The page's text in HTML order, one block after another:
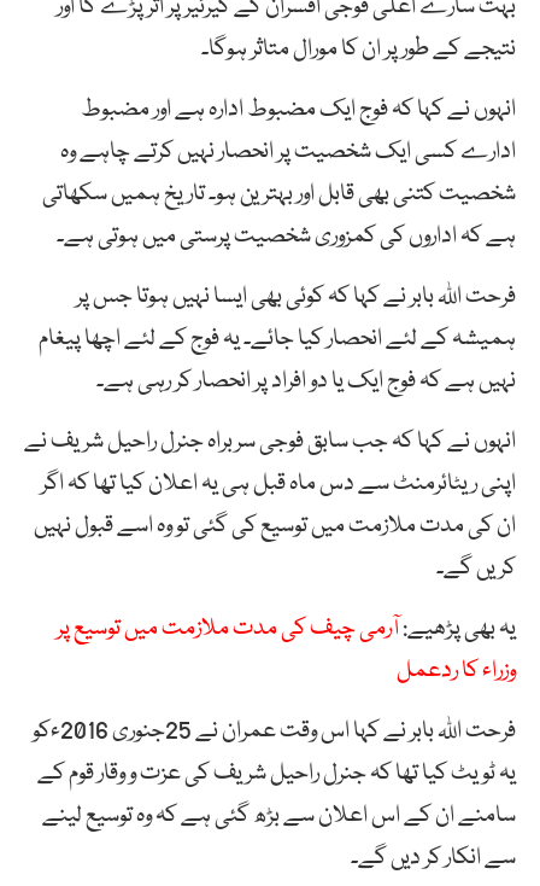
نتیجے کے طور پر ان کا مورال متاثر ہوگا۔
انہوں نے کہا کہ فوج ایک مضبوط ادارہ ہے اور مضبوط
ادارے کسی ایک شخصیت پر انحصار نہیں کرتے چاہے وہ
شخصیت کتنی بھی قابل اور بہترین ہو۔ تاریخ ہمیں سکھاتی
ہے کہ اداروں کی کمزوری شخصیت پرستی میں ہوتی ہے۔
فرحت اللہ بابر نے کہا کہ کوئی بھی ایسا نہیں ہوتا جس پر
ہمیشہ کے لئے انحصار کیا جائے۔ یہ فوج کے لئے اچھا پیغام
نہیں ہے کہ فوج ایک یا دو افراد پر انحصار کر رہی ہے۔
انہوں نے کہا کہ جب سابق فوجی سربراہ جنرل راحیل شریف نے
اپنی ریٹائرمنٹ سے دس ماہ قبل ہی یہ اعلان کیا تھا کہ اگر
ان کی مدت ملازمت میں توسیع کی گئی تو وہ اسے قبول نہیں
کریں گے۔
یہ بھی پڑھیے:آرمی چیف کی مدت ملازمت میں توسیع پر
وزراء کا ردعمل
فرحت اللہ بابر نے کہا اس وقت عمران نے 25جنوری 2016ءکو
یہ ٹویٹ کیا تھا کہ جنرل راحیل شریف کی عزت و وقار قوم کے
سامنے ان کے اس اعلان سے بڑھ گئی ہے کہ وہ توسیع لینے
سے انکار کر دیں گے۔